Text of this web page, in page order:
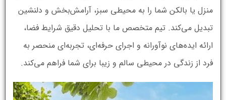
منزل یا بالکن شما را به محیطی سبز، آرامش‌بخش و دلنشین
تبدیل می‌کند. تیم متخصص ما با تحلیل دقیق شرایط فضا،
ارائه ایده‌های نوآورانه و اجرای حرفه‌ای، تجربه‌ای منحصر به
فرد از زندگی در محیطی سالم و زیبا برای شما فراهم می‌کند.